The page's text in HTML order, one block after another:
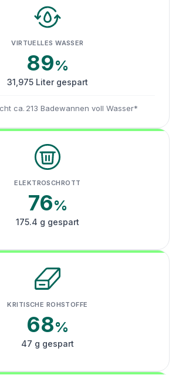
VIRTUELLES WASSER
89%
31,975 Liter gespart
ca. 213 Badewannen voll Wasser*
ELEKTROSCHROTT
76%
175.4 g gespart
KRITISCHE ROHSTOFFE
68%
47 g gespart